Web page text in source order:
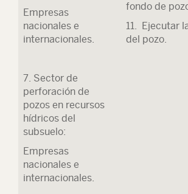
Empresas
nacionales e
internacionales.
7. Sector de
perforación de
pozos en recursos
hídricos del
subsuelo:
Empresas
nacionales e
internacionales.
fondo de
11. Ejecutar
del pozo.